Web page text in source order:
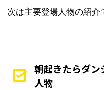
次は主要登場人物の紹介
朝起きたらダン
人物